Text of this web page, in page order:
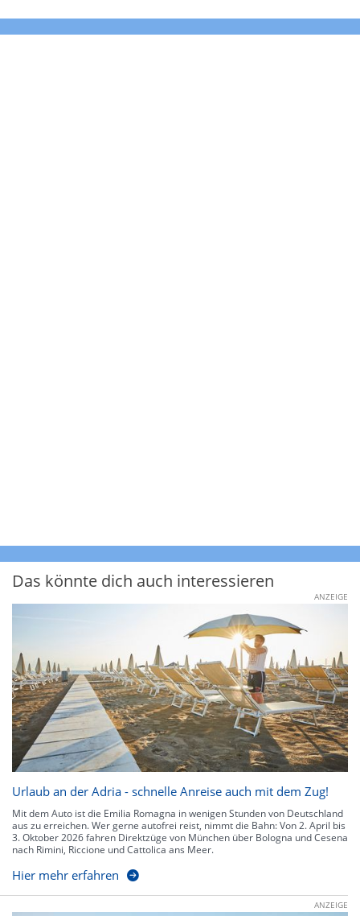
Das könnte dich auch interessieren
ANZEIGE
Urlaub an der Adria - schnelle Anreise auch mit dem Zug!
Mit dem Auto ist die Emilia Romagna in wenigen Stunden von Deutschland
aus zu erreichen. Wer gerne autofrei reist, nimmt die Bahn: Von 2. April bis
3. Oktober 2026 fahren Direktzüge von München über Bologna und Cesena
nach Rimini, Riccione und Cattolica ans Meer.
Hier mehr erfahren
ANZEIGE